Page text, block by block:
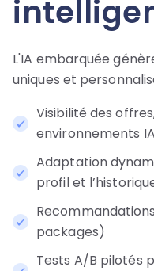
L'IA embarquée
uniques et
Visibilité des
environnements
Adaptation
profil et
packages)
Tests A/B pilotés